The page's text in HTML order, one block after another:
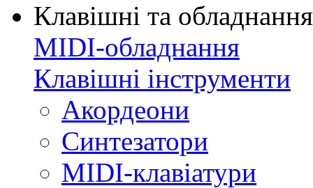
Клавішні та обладнання
MIDI-обладнання
Клавішні інструменти
Акордеони
Синтезатори
MIDI-клавіатури